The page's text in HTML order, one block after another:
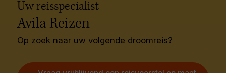
Uw reisspecialist
Avila Reizen
Op zoek naar uw volgende droomreis?